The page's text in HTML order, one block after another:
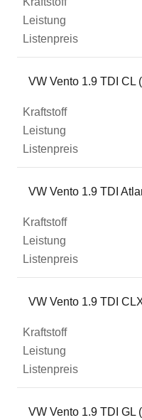
VW Vento 1.9 TDI CL
VW Vento 1.9 TDI
VW Vento 1.9 TDI
VW Vento 1.9 TDI GL